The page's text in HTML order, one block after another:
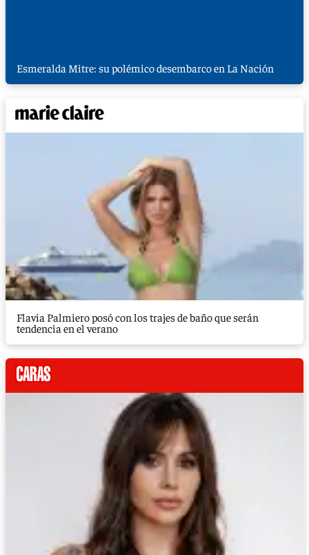
Esmeralda Mitre: su polémico desembarco en La Nación
Flavia Palmiero posó con los trajes de baño que serán
tendencia en el verano